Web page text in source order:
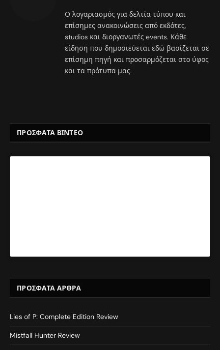
Ο λογαριασμός για δελτία τύπου και
επίσημες ανακοινώσεις από εκδότες,
studios και διοργανωτές events. Κάθε
είδηση που δημοσιεύεται εδώ βασίζεται σε
επίσημη πηγή και προσαρμόζεται στο ύφος
και τα πρότυπα μας.
ΠΡΟΣΦΑΤΑ ΒΙΝΤΕΟ
ΠΡΌΣΦΑΤΑ ΆΡΘΡΑ
Lies of P: Complete Edition Review
Mistfall Hunter Review